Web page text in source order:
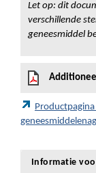
Let op: dit
verschillende
geneesmiddel
Informatie